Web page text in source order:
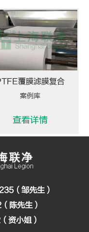
覆膜滤膜复合
案例库
查看详情
（邹先生）
陈先生）
资小姐）